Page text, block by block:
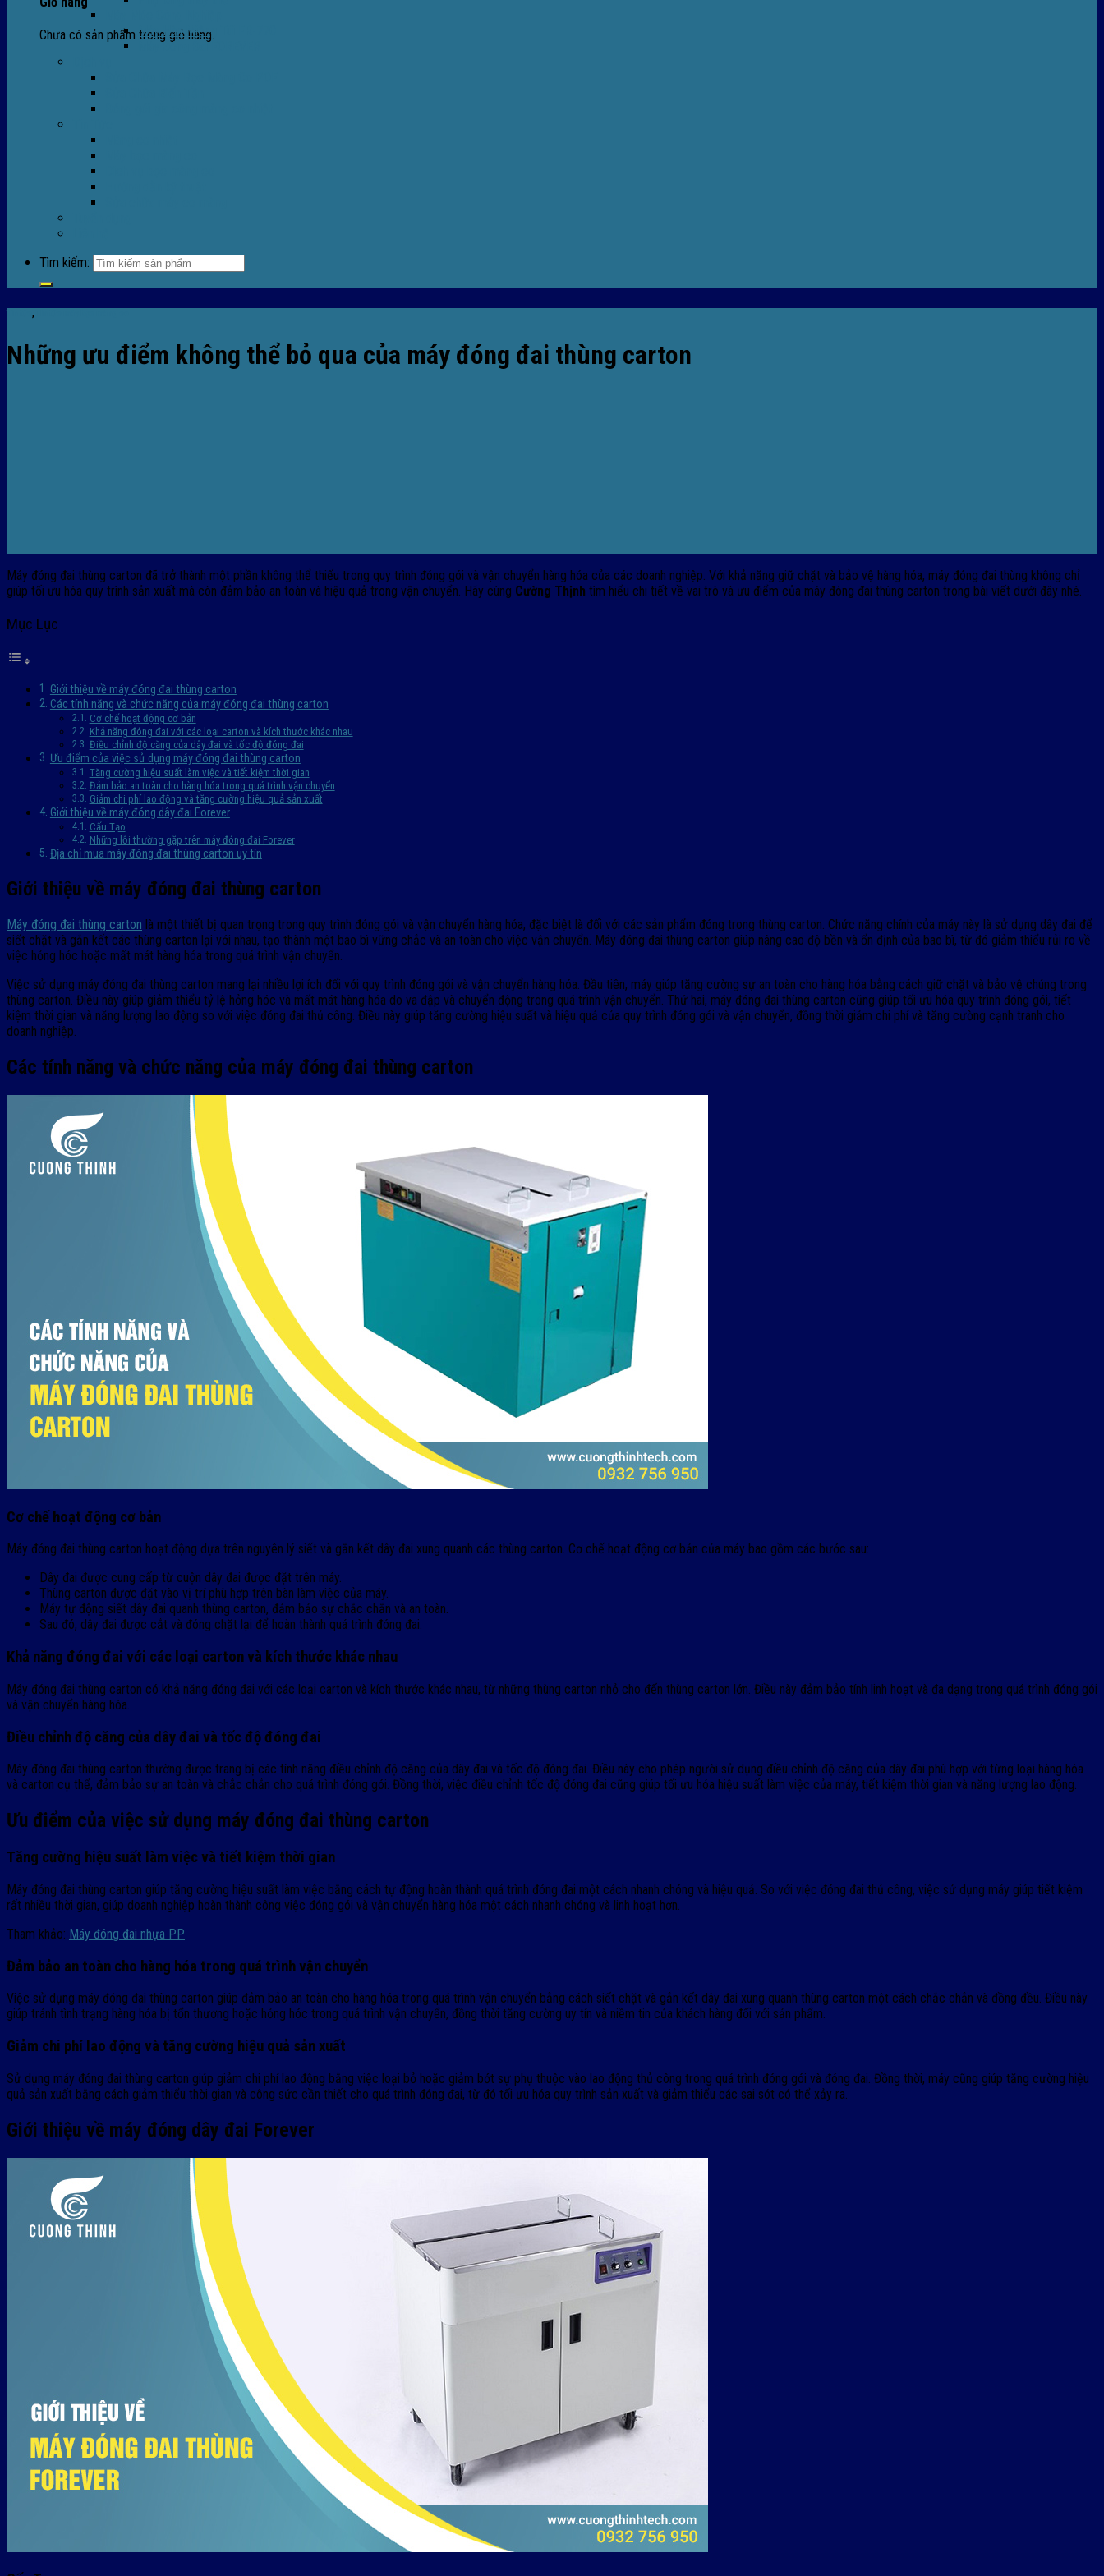
Chưa có sản phẩm trong giỏ hàng.
Máy Hàn Miệng Túi FR-770
Máy Đóng Đai FOREVER
Tìm kiếm:
,
Những ưu điểm không thể bỏ qua của máy đóng đai thùng carton
Máy đóng đai thùng carton đã trở thành một phần không thể thiếu trong quy trình đóng gói và vận chuyển hàng hóa của các doanh nghiệp. Với khả năng giữ chặt và bảo vệ hàng hóa, máy đóng đai thùng không chỉ
giúp tối ưu hóa quy trình sản xuất mà còn đảm bảo an toàn và hiệu quả trong vận chuyển. Hãy cùng Cường Thịnh tìm hiểu chi tiết về vai trò và ưu điểm của máy đóng đai thùng carton trong bài viết dưới đây nhé.
Mục Lục
Giới thiệu về máy đóng đai thùng carton
Các tính năng và chức năng của máy đóng đai thùng carton
Cơ chế hoạt động cơ bản
Khả năng đóng đai với các loại carton và kích thước khác nhau
Điều chỉnh độ căng của dây đai và tốc độ đóng đai
Ưu điểm của việc sử dụng máy đóng đai thùng carton
Tăng cường hiệu suất làm việc và tiết kiệm thời gian
Đảm bảo an toàn cho hàng hóa trong quá trình vận chuyển
Giảm chi phí lao động và tăng cường hiệu quả sản xuất
Giới thiệu về máy đóng dây đai Forever
Cấu Tạo
Những lỗi thường gặp trên máy đóng đai Forever
Địa chỉ mua máy đóng đai thùng carton uy tín
Giới thiệu về máy đóng đai thùng carton
Máy đóng đai thùng carton là một thiết bị quan trọng trong quy trình đóng gói và vận chuyển hàng hóa, đặc biệt là đối với các sản phẩm đóng trong thùng carton. Chức năng chính của máy này là sử dụng dây đai để
siết chặt và gắn kết các thùng carton lại với nhau, tạo thành một bao bì vững chắc và an toàn cho việc vận chuyển. Máy đóng đai thùng carton giúp nâng cao độ bền và ổn định của bao bì, từ đó giảm thiểu rủi ro về
việc hỏng hóc hoặc mất mát hàng hóa trong quá trình vận chuyển.
Việc sử dụng máy đóng đai thùng carton mang lại nhiều lợi ích đối với quy trình đóng gói và vận chuyển hàng hóa. Đầu tiên, máy giúp tăng cường sự an toàn cho hàng hóa bằng cách giữ chặt và bảo vệ chúng trong
thùng carton. Điều này giúp giảm thiểu tỷ lệ hỏng hóc và mất mát hàng hóa do va đập và chuyển động trong quá trình vận chuyển. Thứ hai, máy đóng đai thùng carton cũng giúp tối ưu hóa quy trình đóng gói, tiết
kiệm thời gian và năng lượng lao động so với việc đóng đai thủ công. Điều này giúp tăng cường hiệu suất và hiệu quả của quy trình đóng gói và vận chuyển, đồng thời giảm chi phí và tăng cường cạnh tranh cho
doanh nghiệp.
Các tính năng và chức năng của máy đóng đai thùng carton
Cơ chế hoạt động cơ bản
Máy đóng đai thùng carton hoạt động dựa trên nguyên lý siết và gắn kết dây đai xung quanh các thùng carton. Cơ chế hoạt động cơ bản của máy bao gồm các bước sau:
Dây đai được cung cấp từ cuộn dây đai được đặt trên máy.
Thùng carton được đặt vào vị trí phù hợp trên bàn làm việc của máy.
Máy tự động siết dây đai quanh thùng carton, đảm bảo sự chắc chắn và an toàn.
Sau đó, dây đai được cắt và đóng chặt lại để hoàn thành quá trình đóng đai.
Khả năng đóng đai với các loại carton và kích thước khác nhau
Máy đóng đai thùng carton có khả năng đóng đai với các loại carton và kích thước khác nhau, từ những thùng carton nhỏ cho đến thùng carton lớn. Điều này đảm bảo tính linh hoạt và đa dạng trong quá trình đóng gói
và vận chuyển hàng hóa.
Điều chỉnh độ căng của dây đai và tốc độ đóng đai
Máy đóng đai thùng carton thường được trang bị các tính năng điều chỉnh độ căng của dây đai và tốc độ đóng đai. Điều này cho phép người sử dụng điều chỉnh độ căng của dây đai phù hợp với từng loại hàng hóa
và carton cụ thể, đảm bảo sự an toàn và chắc chắn cho quá trình đóng gói. Đồng thời, việc điều chỉnh tốc độ đóng đai cũng giúp tối ưu hóa hiệu suất làm việc của máy, tiết kiệm thời gian và năng lượng lao động.
Ưu điểm của việc sử dụng máy đóng đai thùng carton
Tăng cường hiệu suất làm việc và tiết kiệm thời gian
Máy đóng đai thùng carton giúp tăng cường hiệu suất làm việc bằng cách tự động hoàn thành quá trình đóng đai một cách nhanh chóng và hiệu quả. So với việc đóng đai thủ công, việc sử dụng máy giúp tiết kiệm
rất nhiều thời gian, giúp doanh nghiệp hoàn thành công việc đóng gói và vận chuyển hàng hóa một cách nhanh chóng và linh hoạt hơn.
Tham khảo: Máy đóng đai nhựa PP
Đảm bảo an toàn cho hàng hóa trong quá trình vận chuyển
Việc sử dụng máy đóng đai thùng carton giúp đảm bảo an toàn cho hàng hóa trong quá trình vận chuyển bằng cách siết chặt và gắn kết dây đai xung quanh thùng carton một cách chắc chắn và đồng đều. Điều này
giúp tránh tình trạng hàng hóa bị tổn thương hoặc hỏng hóc trong quá trình vận chuyển, đồng thời tăng cường uy tín và niềm tin của khách hàng đối với sản phẩm.
Giảm chi phí lao động và tăng cường hiệu quả sản xuất
Sử dụng máy đóng đai thùng carton giúp giảm chi phí lao động bằng việc loại bỏ hoặc giảm bớt sự phụ thuộc vào lao động thủ công trong quá trình đóng gói và đóng đai. Đồng thời, máy cũng giúp tăng cường hiệu
quả sản xuất bằng cách giảm thiểu thời gian và công sức cần thiết cho quá trình đóng đai, từ đó tối ưu hóa quy trình sản xuất và giảm thiểu các sai sót có thể xảy ra.
Giới thiệu về máy đóng dây đai Forever